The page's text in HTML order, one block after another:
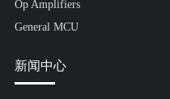
Op Amplifiers
General MCU
新闻中心